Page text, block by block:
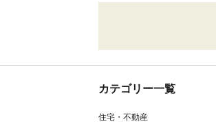
カテゴリー一覧
住宅・不動産